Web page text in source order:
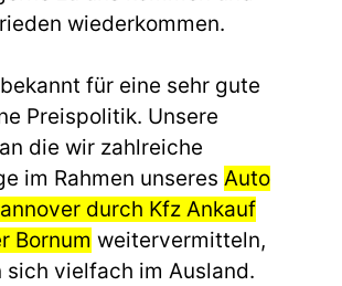
wiederkommen.
für eine sehr gute
Preispolitik. Unsere
die wir zahlreiche
im Rahmen unseres Auto
durch Kfz Ankauf
Bornum weitervermitteln,
sich vielfach im Ausland.